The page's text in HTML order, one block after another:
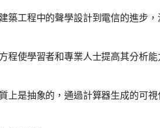
築工程中的聲學設計到電信的進步
程使學習者和專業人士提高其分析
上是抽象的，通過計算器生成的可